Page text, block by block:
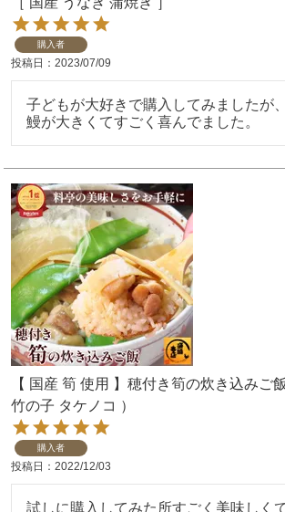
購入者
投稿日 2023/07/09
子どもが大好きで購入してみましたが、
鰻が大きくてすごく喜んでました。
【 国産 筍 使用 】穂付き筍の炊き込みご
竹の子 タケノコ ）
購入者
投稿日 2022/12/03
試しに購入してみた所すごく美味しく